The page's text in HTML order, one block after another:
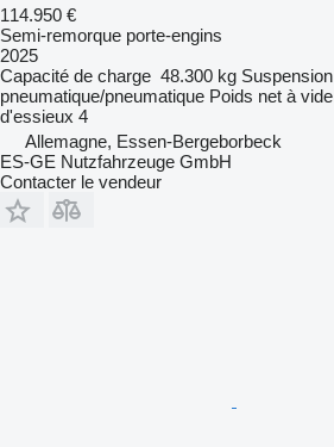
114.950 €
Semi-remorque porte-engins
2025
Capacité de charge 48.300 kg Suspension
pneumatique/pneumatique Poids net à vide
d'essieux 4
Allemagne, Essen-Bergeborbeck
ES-GE Nutzfahrzeuge GmbH
Contacter le vendeur